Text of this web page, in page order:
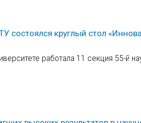
состоялся круглый стол
работала 11 секция 55-й